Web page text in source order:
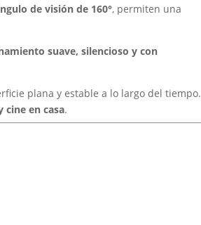
de visión de 160°, permiten una
suave, silencioso y con
plana y estable a lo largo del tiempo.
cine en casa.